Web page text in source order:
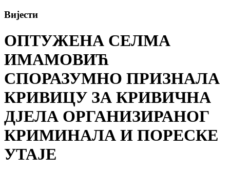
Вијести
ОПТУЖЕНА СЕЛМА
ИМАМОВИЋ
СПОРАЗУМНО ПРИЗНАЛА
КРИВИЦУ ЗА КРИВИЧНА
ДЈЕЛА ОРГАНИЗИРАНОГ
КРИМИНАЛА И ПОРЕСКЕ
УТАЈЕ